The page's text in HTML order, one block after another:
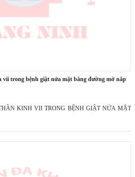
KINH VII TRONG BỆNH GIẬT NỬA MẶT